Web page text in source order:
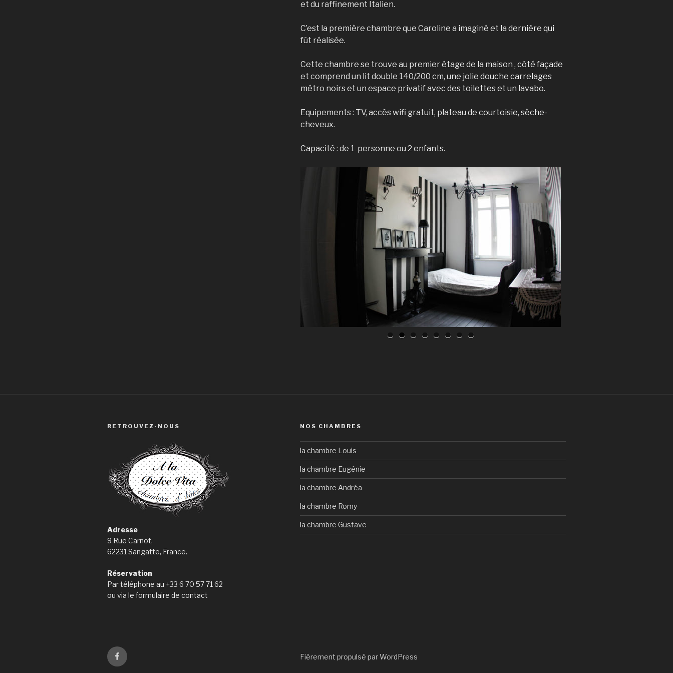
et du raffinement Italien.
C’est la première chambre que Caroline a imaginé et la dernière qui
fût réalisée.
Cette chambre se trouve au premier étage de la maison , côté façade
et comprend un lit double 140/200 cm, une jolie douche carrelages
métro noirs et un espace privatif avec des toilettes et un lavabo.
Equipements : TV, accès wifi gratuit, plateau de courtoisie, sèche-
cheveux.
Capacité : de 1 personne ou 2 enfants.
RETROUVEZ-NOUS
Adresse
9 Rue Carnot,
62231 Sangatte, France.
Réservation
Par téléphone au +33 6 70 57 71 62
ou via le formulaire de contact
NOS CHAMBRES
la chambre Louis
la chambre Eugénie
la chambre Andréa
la chambre Romy
la chambre Gustave
Notre
page
Fièrement propulsé par WordPress